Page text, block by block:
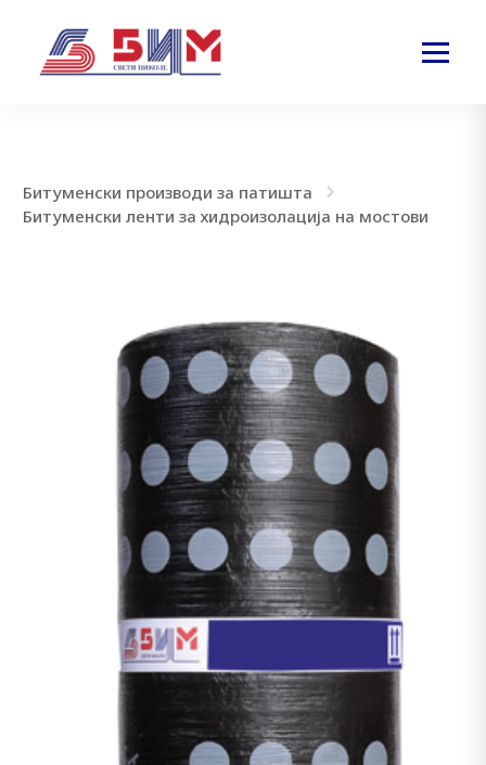
Битуменски производи за патишта
Битуменски ленти за хидроизолација на мостови